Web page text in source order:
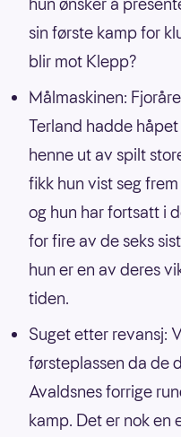
sin første kamp for
blir mot Klepp?
Målmaskinen:
Terland hadde
henne ut av spilt
fikk hun vist seg
og hun har fortsatt i
for fire av de seks
hun er en av deres
tiden.
Suget etter revansj:
førsteplassen da de
Avaldsnes forrige
kamp. Det er nok en